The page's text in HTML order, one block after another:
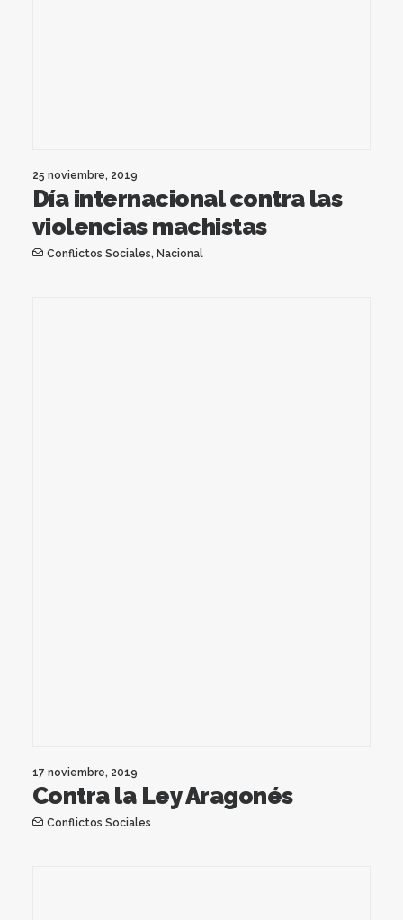
25 noviembre, 2019
Día internacional contra las
violencias machistas
Conflictos Sociales, Nacional
17 noviembre, 2019
Contra la Ley Aragonés
Conflictos Sociales